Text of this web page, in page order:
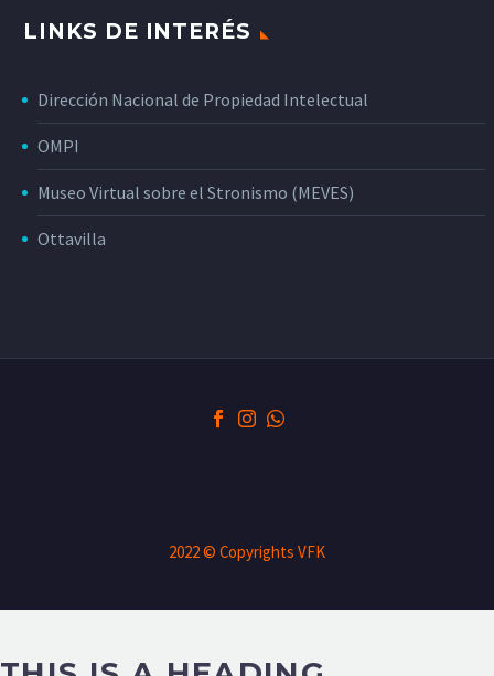
LINKS DE INTERÉS
Dirección Nacional de Propiedad Intelectual
OMPI
Museo Virtual sobre el Stronismo (MEVES)
Ottavilla
2022 © Copyrights VFK